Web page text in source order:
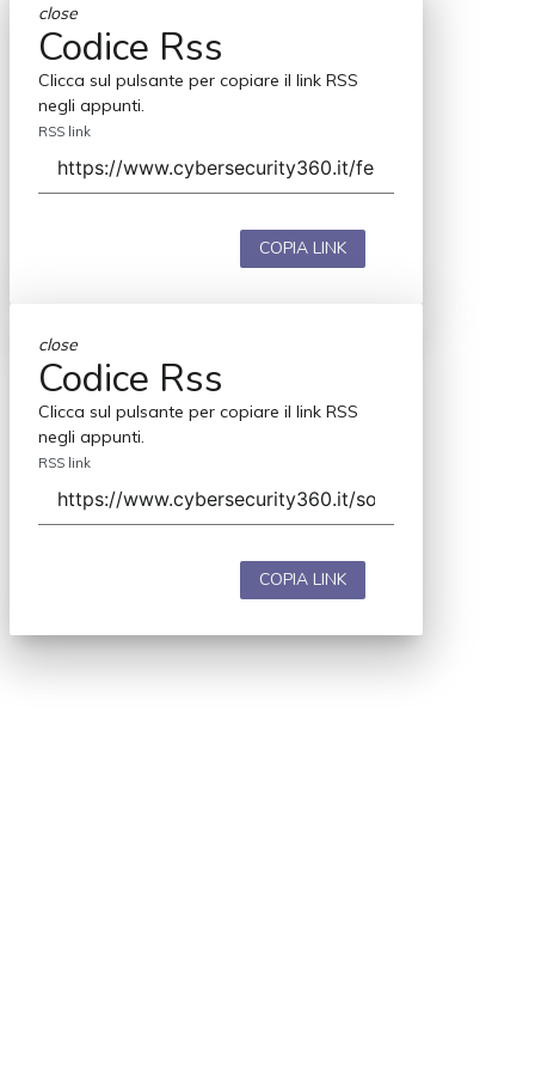
close
Codice Rss
Clicca sul pulsante per copiare il link RSS
negli appunti.
RSS link
COPIA LINK
close
Codice Rss
Clicca sul pulsante per copiare il link RSS
negli appunti.
RSS link
COPIA LINK